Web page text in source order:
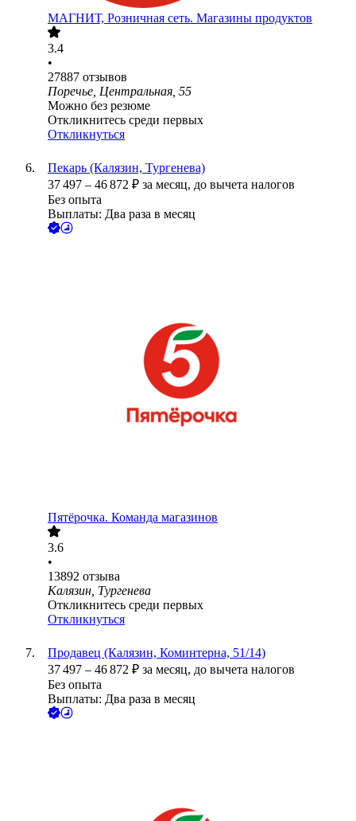
МАГНИТ, Розничная сеть. Магазины продуктов
3.4
•
27887 отзывов
Поречье, Центральная, 55
Можно без резюме
Откликнитесь среди первых
Откликнуться
Пекарь (Калязин, Тургенева)
37 497 – 46 872 ₽ за месяц, до вычета налогов
Без опыта
Выплаты: Два раза в месяц
Пятёрочка. Команда магазинов
3.6
•
13892 отзыва
Калязин, Тургенева
Откликнитесь среди первых
Откликнуться
Продавец (Калязин, Коминтерна, 51/14)
37 497 – 46 872 ₽ за месяц, до вычета налогов
Без опыта
Выплаты: Два раза в месяц